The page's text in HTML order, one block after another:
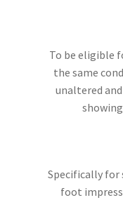
To be eligible
the same
unaltered
Specifically for
foot